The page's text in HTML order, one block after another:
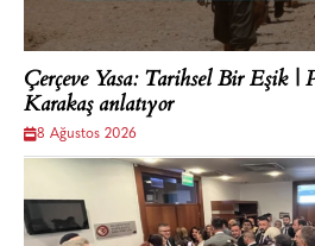
Çerçeve Yasa: Tarihsel Bir Eşik |
Karakaş anlatıyor
8 Ağustos 2026